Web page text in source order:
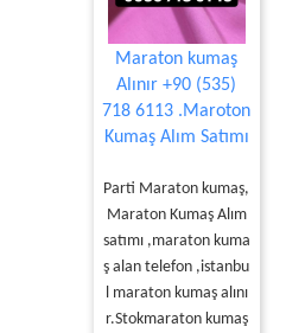
Maraton kumaş
Alınır +90 (535)
718 6113 .Maroton
Kumaş Alım Satımı
Parti Maraton kumaş,
Maraton Kumaş Alım
satımı ,maraton kuma
ş alan telefon ,istanbu
l maraton kumaş alını
r.Stokmaraton kumaş